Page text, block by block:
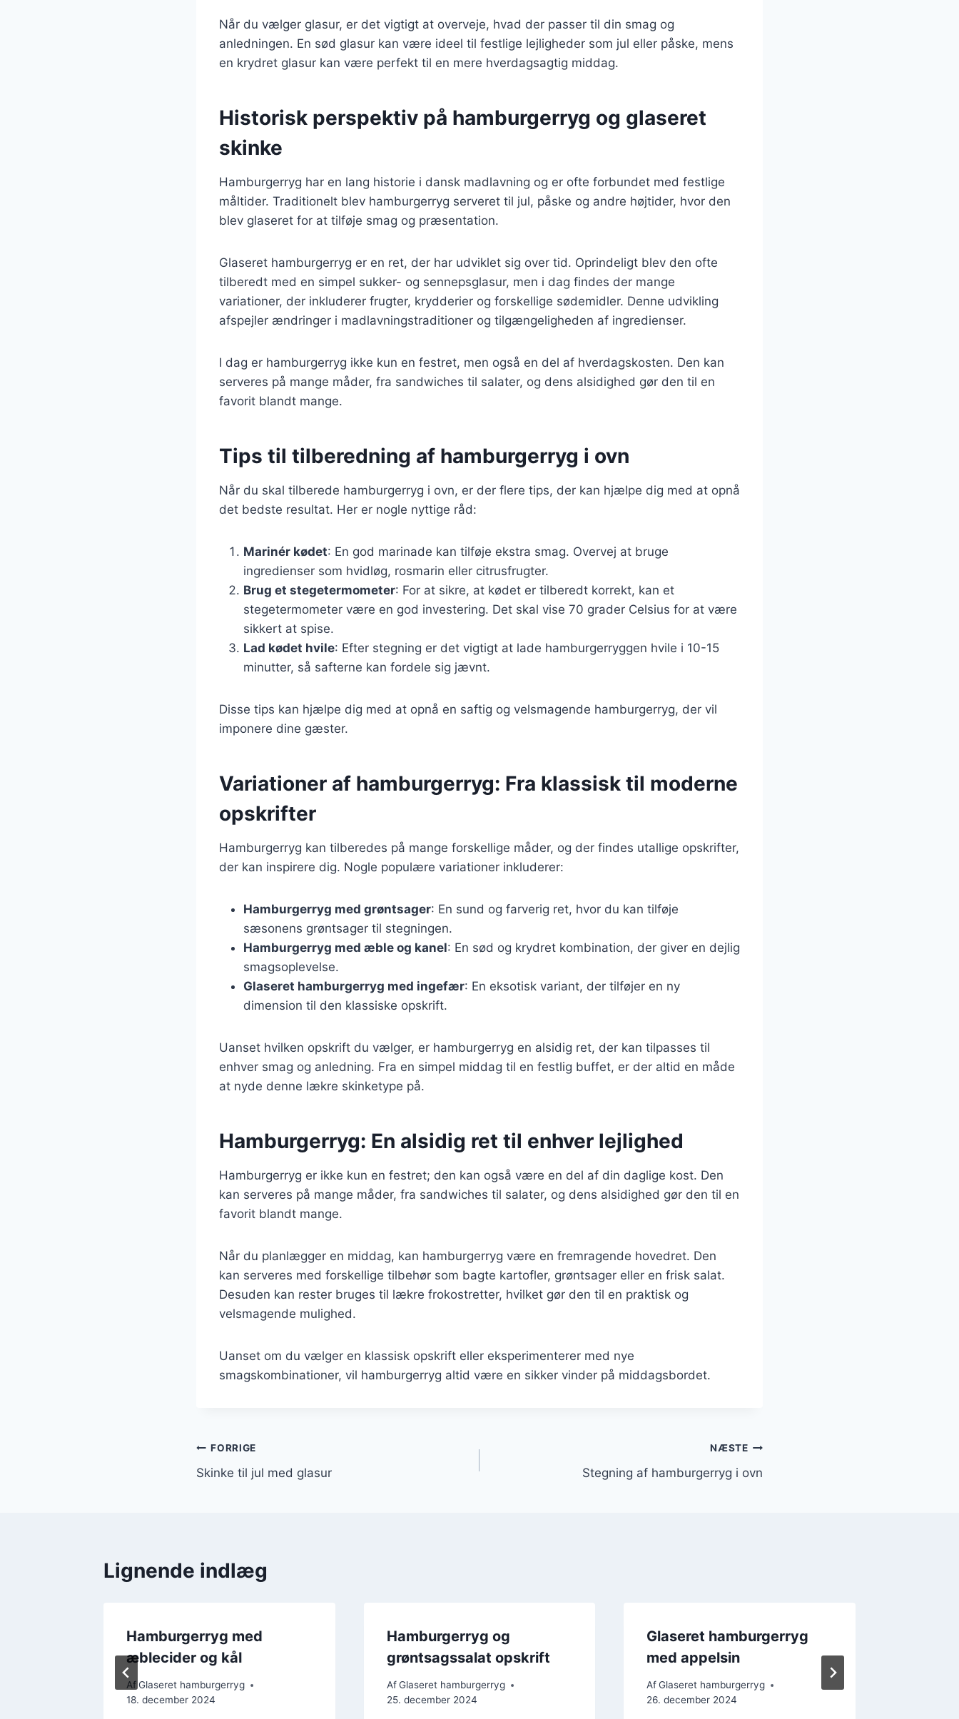
Når du vælger glasur, er det vigtigt at overveje, hvad der passer til din smag og
anledningen. En sød glasur kan være ideel til festlige lejligheder som jul eller påske, mens
en krydret glasur kan være perfekt til en mere hverdagsagtig middag.
Historisk perspektiv på hamburgerryg og glaseret
skinke
Hamburgerryg har en lang historie i dansk madlavning og er ofte forbundet med festlige
måltider. Traditionelt blev hamburgerryg serveret til jul, påske og andre højtider, hvor den
blev glaseret for at tilføje smag og præsentation.
Glaseret hamburgerryg er en ret, der har udviklet sig over tid. Oprindeligt blev den ofte
tilberedt med en simpel sukker- og sennepsglasur, men i dag findes der mange
variationer, der inkluderer frugter, krydderier og forskellige sødemidler. Denne udvikling
afspejler ændringer i madlavningstraditioner og tilgængeligheden af ingredienser.
I dag er hamburgerryg ikke kun en festret, men også en del af hverdagskosten. Den kan
serveres på mange måder, fra sandwiches til salater, og dens alsidighed gør den til en
favorit blandt mange.
Tips til tilberedning af hamburgerryg i ovn
Når du skal tilberede hamburgerryg i ovn, er der flere tips, der kan hjælpe dig med at opnå
det bedste resultat. Her er nogle nyttige råd:
Marinér kødet: En god marinade kan tilføje ekstra smag. Overvej at bruge
ingredienser som hvidløg, rosmarin eller citrusfrugter.
Brug et stegetermometer: For at sikre, at kødet er tilberedt korrekt, kan et
stegetermometer være en god investering. Det skal vise 70 grader Celsius for at være
sikkert at spise.
Lad kødet hvile: Efter stegning er det vigtigt at lade hamburgerryggen hvile i 10-15
minutter, så safterne kan fordele sig jævnt.
Disse tips kan hjælpe dig med at opnå en saftig og velsmagende hamburgerryg, der vil
imponere dine gæster.
Variationer af hamburgerryg: Fra klassisk til moderne
opskrifter
Hamburgerryg kan tilberedes på mange forskellige måder, og der findes utallige opskrifter,
der kan inspirere dig. Nogle populære variationer inkluderer:
Hamburgerryg med grøntsager: En sund og farverig ret, hvor du kan tilføje
sæsonens grøntsager til stegningen.
Hamburgerryg med æble og kanel: En sød og krydret kombination, der giver en dejlig
smagsoplevelse.
Glaseret hamburgerryg med ingefær: En eksotisk variant, der tilføjer en ny
dimension til den klassiske opskrift.
Uanset hvilken opskrift du vælger, er hamburgerryg en alsidig ret, der kan tilpasses til
enhver smag og anledning. Fra en simpel middag til en festlig buffet, er der altid en måde
at nyde denne lækre skinketype på.
Hamburgerryg: En alsidig ret til enhver lejlighed
Hamburgerryg er ikke kun en festret; den kan også være en del af din daglige kost. Den
kan serveres på mange måder, fra sandwiches til salater, og dens alsidighed gør den til en
favorit blandt mange.
Når du planlægger en middag, kan hamburgerryg være en fremragende hovedret. Den
kan serveres med forskellige tilbehør som bagte kartofler, grøntsager eller en frisk salat.
Desuden kan rester bruges til lækre frokostretter, hvilket gør den til en praktisk og
velsmagende mulighed.
Uanset om du vælger en klassisk opskrift eller eksperimenterer med nye
smagskombinationer, vil hamburgerryg altid være en sikker vinder på middagsbordet.
Indlægsnavigation
FORRIGE
Skinke til jul med glasur
NÆSTE
Stegning af hamburgerryg i ovn
Lignende indlæg
Hamburgerryg med
æblecider og kål
AfGlaseret hamburgerryg
18. december 2024
Hamburgerryg og
grøntsagssalat opskrift
Af Glaseret hamburgerryg
25. december 2024
Glaseret hamburgerryg
med appelsin
Af Glaseret hamburgerryg
26. december 2024